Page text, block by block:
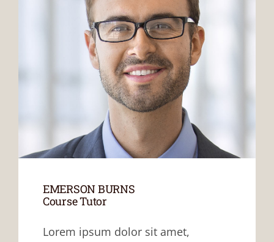
EMERSON BURNS
Course Tutor
Lorem ipsum dolor sit amet,